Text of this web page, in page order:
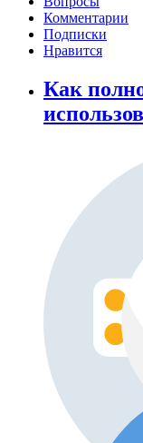
Комментарии
Подписки
Нравится
Как